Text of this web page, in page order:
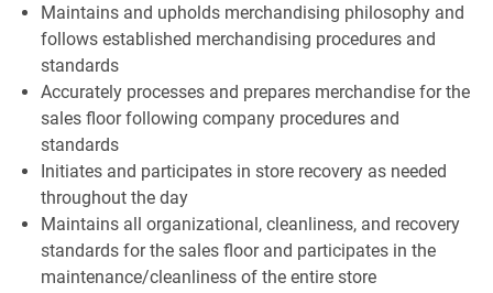
Maintains and upholds merchandising philosophy and
follows established merchandising procedures and
standards
Accurately processes and prepares merchandise for the
sales floor following company procedures and
standards
Initiates and participates in store recovery as needed
throughout the day
Maintains all organizational, cleanliness, and recovery
standards for the sales floor and participates in the
maintenance/cleanliness of the entire store